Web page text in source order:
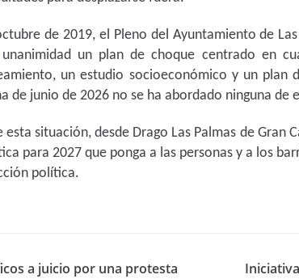
de 2019, el Pleno del Ayuntamiento de
un plan de choque centrado en
un estudio socioeconómico y un plan
de junio de 2026 no se ha abordado ninguna de
esta situación, desde Drago Las Palmas de Gran
para 2027 que ponga a las personas y a los
política.
a juicio por una protesta